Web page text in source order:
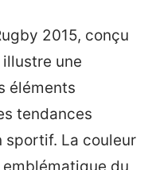
2015, conçu
une
éléments
tendances
sportif. La couleur
du